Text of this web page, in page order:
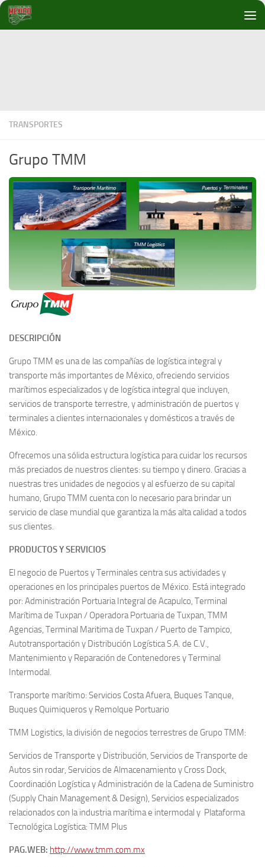
Debajo del contenido
TRANSPORTES
Grupo TMM
DESCRIPCIÓN
Grupo TMM es una de las compañías de logística integral y
transporte más importantes de México, ofreciendo servicios
marítimos especializados y de logística integral que incluyen,
servicios de transporte terrestre, y administración de puertos y
terminales a clientes internacionales y domésticos a través de
México.
Ofrecemos una sólida estructura logística para cuidar los recursos
más preciados de nuestros clientes: su tiempo y dinero. Gracias a
nuestras tres unidades de negocios y al esfuerzo de su capital
humano, Grupo TMM cuenta con lo necesario para brindar un
servicio de clase mundial que garantiza la más alta calidad a todos
sus clientes.
PRODUCTOS Y SERVICIOS
El negocio de Puertos y Terminales centra sus actividades y
operaciones en los principales puertos de México. Está integrado
por: Administración Portuaria Integral de Acapulco, Terminal
Marítima de Tuxpan / Operadora Portuaria de Tuxpan, TMM
Agencias, Terminal Maritima de Tuxpan / Puerto de Tampico,
Autotransportación y Distribución Logística S.A. de C.V.,
Mantenimiento y Reparación de Contenedores y Terminal
Intermodal.
Transporte marítimo: Servicios Costa Afuera, Buques Tanque,
Buques Quimiqueros y Remolque Portuario
TMM Logistics, la división de negocios terrestres de Grupo TMM:
Servicios de Transporte y Distribución, Servicios de Transporte de
Autos sin rodar, Servicios de Almacenamiento y Cross Dock,
Coordinación Logística y Administración de la Cadena de Suministro
(Supply Chain Management & Design), Servicios especializados
relacionados con la industria marítima e intermodal y Plataforma
Tecnológica Logística: TMM Plus
PAG.WEB: http://www.tmm.com.mx